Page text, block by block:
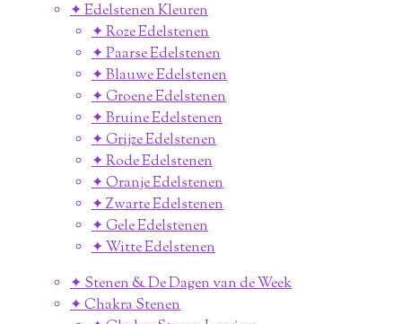
✦ Edelstenen Kleuren
✦ Roze Edelstenen
✦ Paarse Edelstenen
✦ Blauwe Edelstenen
✦ Groene Edelstenen
✦ Bruine Edelstenen
✦ Grijze Edelstenen
✦ Rode Edelstenen
✦ Oranje Edelstenen
✦ Zwarte Edelstenen
✦ Gele Edelstenen
✦ Witte Edelstenen
✦ Stenen & De Dagen van de Week
✦ Chakra Stenen